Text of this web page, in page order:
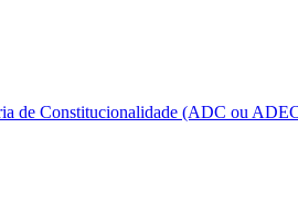
de Constitucionalidade (ADC ou